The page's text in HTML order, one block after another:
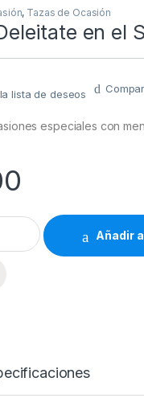
, Tazas de Ocasión
en el
lista de deseos
especiales con
en el Señor quantity
Añadir